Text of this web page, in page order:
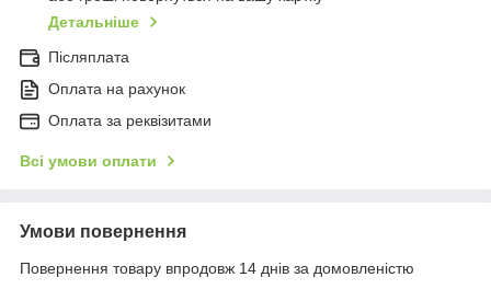
Детальніше
Післяплата
Оплата на рахунок
Оплата за реквізитами
Всі умови оплати
Умови повернення
Повернення товару впродовж 14 днів за домовленістю